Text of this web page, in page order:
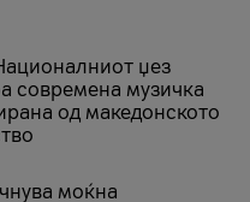
џез
современа музичка
од македонското
моќна